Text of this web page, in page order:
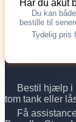
Bestil hjælp i
tom tank eller
Få
Har du akut
Du kan
bestille til
Tydelig pris